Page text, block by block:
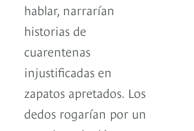
hablar, narrarían
historias de
cuarentenas
injustificadas en
zapatos apretados. Los
dedos rogarían por un